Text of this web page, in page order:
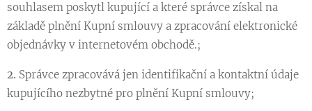
souhlasem poskytl kupující a které správce získal na
základě plnění Kupní smlouvy a zpracování elektronické
objednávky v internetovém obchodě.;
2. Správce zpracovává jen identifikační a kontaktní údaje
kupujícího nezbytné pro plnění Kupní smlouvy;